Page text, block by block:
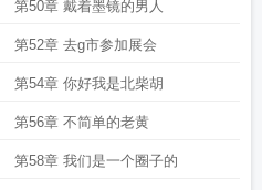
第50章 戴着墨镜的男人
第52章 去g市参加展会
第54章 你好我是北柴胡
第56章 不简单的老黄
第58章 我们是一个圈子的